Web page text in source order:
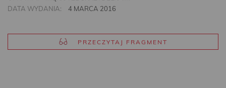
DATA WYDANIA:
4 MARCA 2016
PRZECZYTAJ FRAGMENT